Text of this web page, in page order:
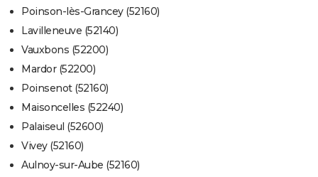
Poinson-lès-Grancey (52160)
Lavilleneuve (52140)
Vauxbons (52200)
Mardor (52200)
Poinsenot (52160)
Maisoncelles (52240)
Palaiseul (52600)
Vivey (52160)
Aulnoy-sur-Aube (52160)